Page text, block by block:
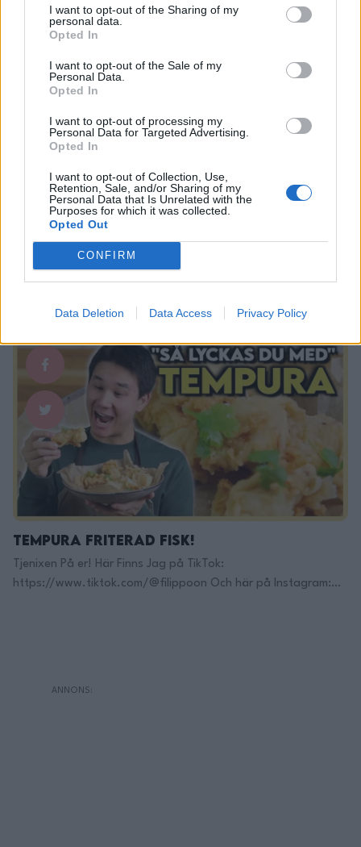
I want to opt-out of the Sharing of my
personal data.
Opted In
I want to opt-out of the Sale of my
Personal Data.
Opted In
I want to opt-out of processing my
Personal Data for Targeted Advertising.
Opted In
I want to opt-out of Collection, Use,
Retention, Sale, and/or Sharing of my
Personal Data that Is Unrelated with the
Purposes for which it was collected.
Opted Out
CONFIRM
Data Deletion Data Access Privacy Policy
Köttfärssås Duell med Sveriges
Mästerkock | Gabriel Jonsson
Tjenixen På er! Idag står det Köttfärssås på menyn! Tack till
Gabriel, här finns han: Youtube:
https://www.youtube.com/channel/UCVxVKrlxt… Instagram:
https://www.adlibris.com/se/bok/fran-skog-… Här Finns Jag
Instagram: @filippoon https://www.instagram.com/filippoon/
För jobbkontakt: Filipp8n@gmail.com
______________________________ Recept:
______________________________ MIN KÖKSUTRUSTNING:
Kockkniv Denna rekomenderar jag!: https://adtr.co/YbViUB
Fancy Kockkniv: https://adtr.co/slFyk3 Brödkniv:
https://adtr.co/XmcR9r Bästa kniv setet:
https://adtr.co/zws3YS …Continued
Övrigt 0/5
Tempura Friterad Fisk!
Tjenixen På er! Här Finns Jag på TikTok:
https://www.tiktok.com/@filippoon Och här på Instagram: